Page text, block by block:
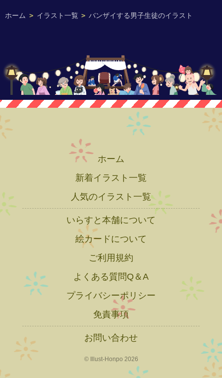
ホーム > イラスト一覧 > バンザイする男子生徒のイラスト
ホーム
新着イラスト一覧
人気のイラスト一覧
いらすと本舗について
絵カードについて
ご利用規約
よくある質問Q＆A
プライバシーポリシー
免責事項
お問い合わせ
© Illust-Honpo 2026